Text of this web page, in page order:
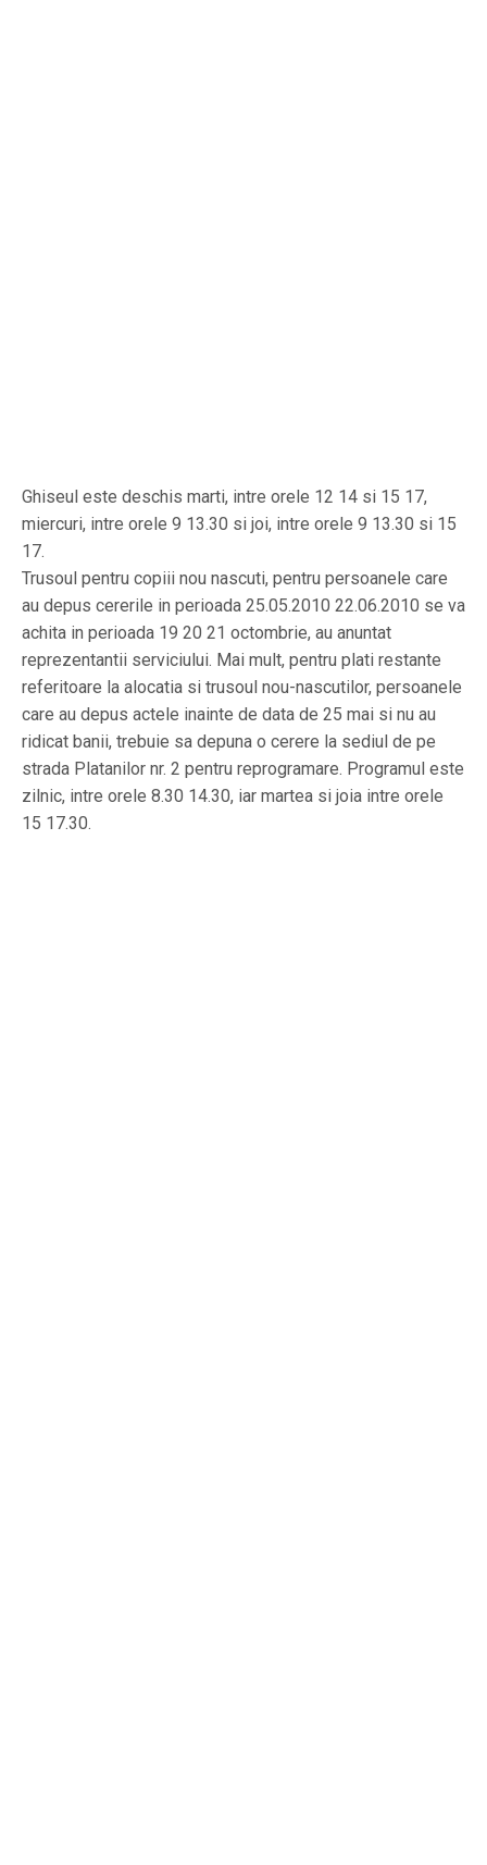
Ghiseul este deschis marti, intre orele 12 14 si 15 17,
miercuri, intre orele 9 13.30 si joi, intre orele 9 13.30 si 15
17.
Trusoul pentru copiii nou nascuti, pentru persoanele care
au depus cererile in perioada 25.05.2010 22.06.2010 se va
achita in perioada 19 20 21 octombrie, au anuntat
reprezentantii serviciului. Mai mult, pentru plati restante
referitoare la alocatia si trusoul nou-nascutilor, persoanele
care au depus actele inainte de data de 25 mai si nu au
ridicat banii, trebuie sa depuna o cerere la sediul de pe
strada Platanilor nr. 2 pentru reprogramare. Programul este
zilnic, intre orele 8.30 14.30, iar martea si joia intre orele
15 17.30.